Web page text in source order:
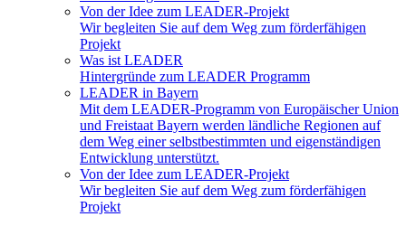
Von der Idee zum LEADER-Projekt
Wir begleiten Sie auf dem Weg zum förderfähigen
Projekt
Was ist LEADER
Hintergründe zum LEADER Programm
LEADER in Bayern
Mit dem LEADER-Programm von Europäischer Union
und Freistaat Bayern werden ländliche Regionen auf
dem Weg einer selbstbestimmten und eigenständigen
Entwicklung unterstützt.
Von der Idee zum LEADER-Projekt
Wir begleiten Sie auf dem Weg zum förderfähigen
Projekt